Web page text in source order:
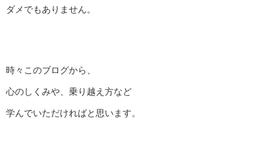
ダメでもありません。
時々このブログから、
心のしくみや、乗り越え方など
学んでいただければと思います。